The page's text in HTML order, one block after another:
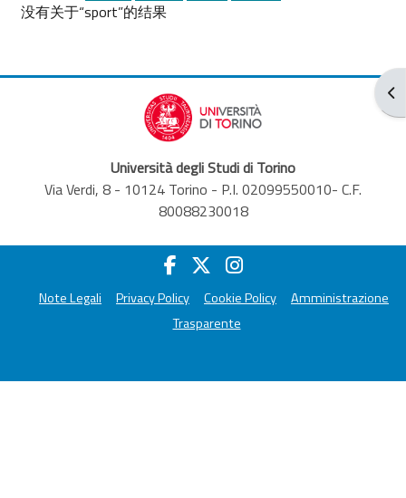
打
没有关于“sport”的结果
Università degli Studi di Torino
Via Verdi, 8 - 10124 Torino - P.I. 02099550010- C.F.
80088230018
Note Legali Privacy Policy Cookie Policy
Amministrazione
Trasparente